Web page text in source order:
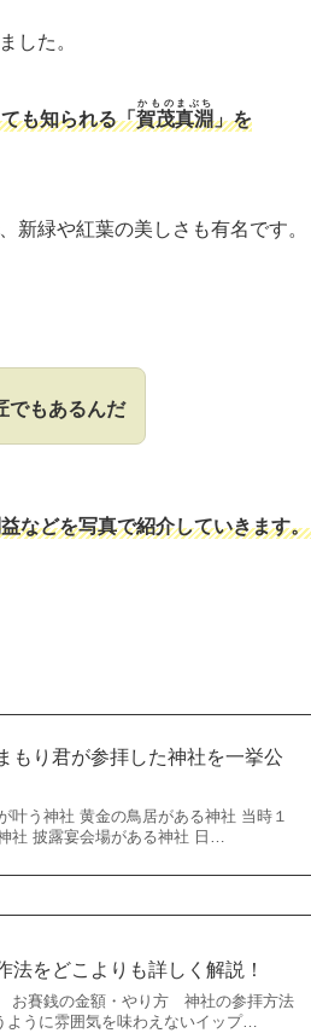
した。
も知られる「賀茂真淵
かものまぶち
」を
新緑や紅葉の美しさも有名です。
でもあるんだ
などを写真で紹介していきます。
もり君が参拝した神社を一挙公
う神社 黄金の鳥居がある神社 当時１
社 披露宴会場がある神社 日…
をどこよりも詳しく解説！
賽銭の金額・やり方 神社の参拝方法
ように雰囲気を味わえないイップ…